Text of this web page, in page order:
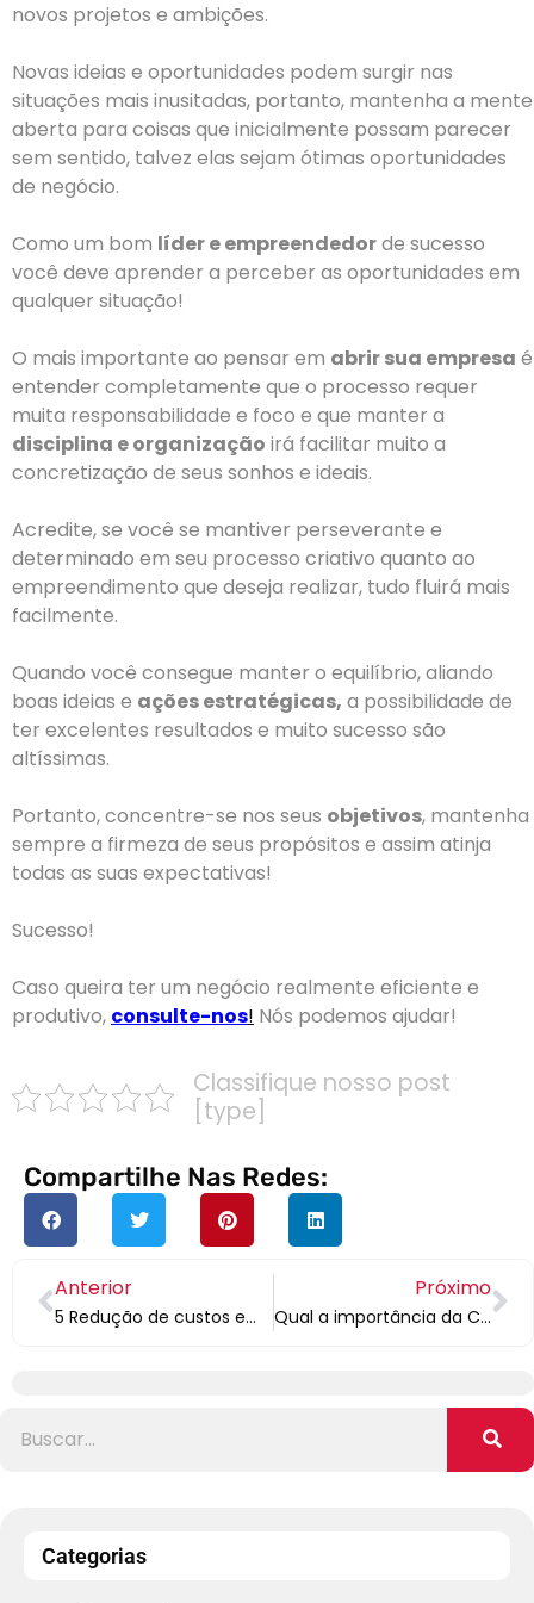
novos projetos e ambições.
Novas ideias e oportunidades podem surgir nas
situações mais inusitadas, portanto, mantenha a mente
aberta para coisas que inicialmente possam parecer
sem sentido, talvez elas sejam ótimas oportunidades
de negócio.
Como um bom líder e empreendedorde sucesso
você deve aprender a perceber as oportunidades em
qualquer situação!
O mais importante ao pensar em abrir sua empresa é
entender completamente que o processo requer
muita responsabilidade e foco e que manter a
disciplina e organização irá facilitar muito a
concretização de seus sonhos e ideais.
Acredite, se você se mantiver perseverante e
determinado em seu processo criativo quanto ao
empreendimento que deseja realizar, tudo fluirá mais
facilmente.
Quando você consegue manter o equilíbrio, aliando
boas ideias e ações estratégicas, a possibilidade de
ter excelentes resultados e muito sucesso são
altíssimas.
Portanto, concentre-se nos seus objetivos, mantenha
sempre a firmeza de seus propósitos e assim atinja
todas as suas expectativas!
Sucesso!
Caso queira ter um negócio realmente eficiente e
produtivo, consulte-nos! Nós podemos ajudar!
Classifique nosso post
[type]
Compartilhe Nas Redes:
Anterior
5 Redução de custos em meio à crise!
Próximo
Qual a importância da Contratação de uma Assessoria Contábil Terceirizada para sua empresa?
Categorias